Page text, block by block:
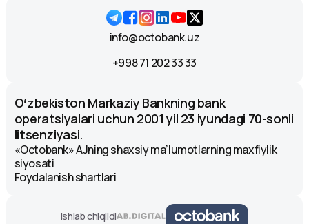
info@octobank.uz
+998 71 202 33 33
Oʻzbekiston Markaziy Bankning bank
operatsiyalari uchun 2001 yil 23 iyundagi 70-sonli
litsenziyasi.
«Octobank» AJning shaxsiy ma’lumotlarning maxfiylik
siyosati
Foydalanish shartlari
Ishlab chiqildi